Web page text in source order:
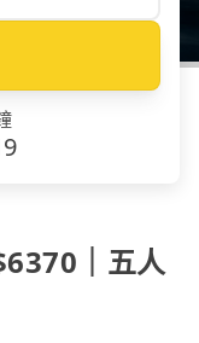
｜五人